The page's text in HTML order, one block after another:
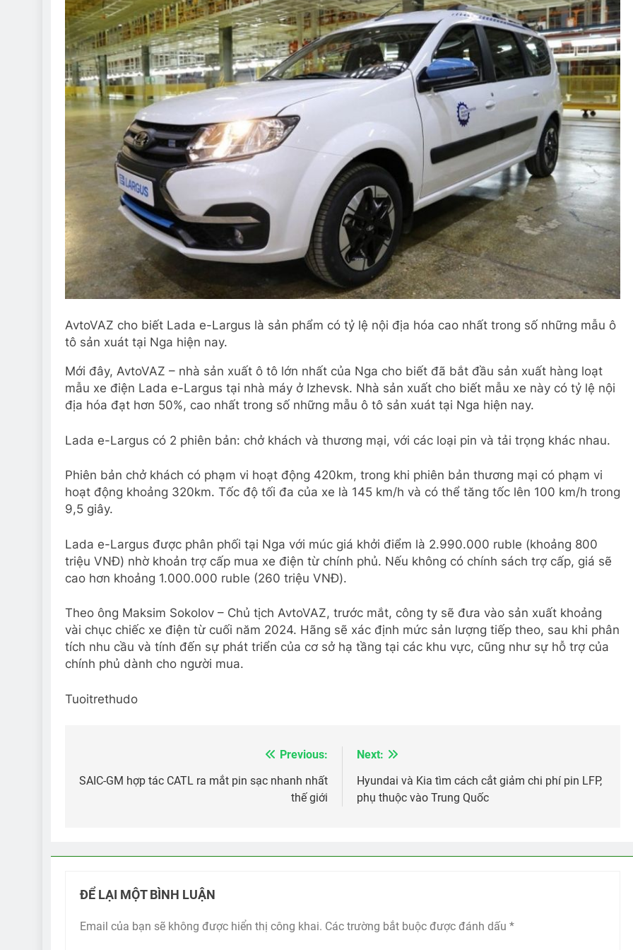
AvtoVAZ cho biết Lada e-Largus là sản phẩm có tỷ lệ nội địa hóa cao nhất trong số những mẫu ô
tô sản xuát tại Nga hiện nay.
Mới đây, AvtoVAZ – nhà sản xuất ô tô lớn nhất của Nga cho biết đã bắt đầu sản xuất hàng loạt
mẫu xe điện Lada e-Largus tại nhà máy ở Izhevsk. Nhà sản xuất cho biết mẫu xe này có tỷ lệ nội
địa hóa đạt hơn 50%, cao nhất trong số những mẫu ô tô sản xuát tại Nga hiện nay.
Lada e-Largus có 2 phiên bản: chở khách và thương mại, với các loại pin và tải trọng khác nhau.
Phiên bản chở khách có phạm vi hoạt động 420km, trong khi phiên bản thương mại có phạm vi
hoạt động khoảng 320km. Tốc độ tối đa của xe là 145 km/h và có thể tăng tốc lên 100 km/h trong
9,5 giây.
Lada e-Largus được phân phối tại Nga với múc giá khởi điểm là 2.990.000 ruble (khoảng 800
triệu VNĐ) nhờ khoản trợ cấp mua xe điện từ chính phủ. Nếu không có chính sách trợ cấp, giá sẽ
cao hơn khoảng 1.000.000 ruble (260 triệu VNĐ).
Theo ông Maksim Sokolov – Chủ tịch AvtoVAZ, trước mắt, công ty sẽ đưa vào sản xuất khoảng
vài chục chiếc xe điện từ cuối năm 2024. Hãng sẽ xác định mức sản lượng tiếp theo, sau khi phân
tích nhu cầu và tính đến sự phát triển của cơ sở hạ tầng tại các khu vực, cũng như sự hỗ trợ của
chính phủ dành cho người mua.
Tuoitrethudo
hướng
Previous:
SAIC-GM hợp tác CATL ra mắt pin sạc nhanh nhất
thế giới
Next:
Hyundai và Kia tìm cách cắt giảm chi phí pin LFP,
phụ thuộc vào Trung Quốc
ĐỂ LẠI MỘT BÌNH LUẬN
Email của bạn sẽ không được hiển thị công khai. Các trường bắt buộc được đánh dấu *